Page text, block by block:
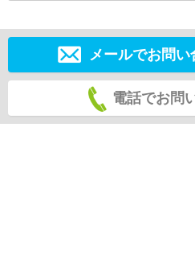
メールでお問
電話でお問